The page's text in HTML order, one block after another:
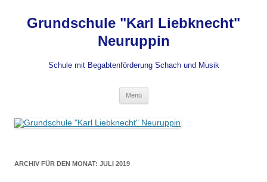
Grundschule "Karl Liebknecht"
Neuruppin
Schule mit Begabtenförderung Schach und Musik
Menü
ARCHIV FÜR DEN MONAT: JULI 2019